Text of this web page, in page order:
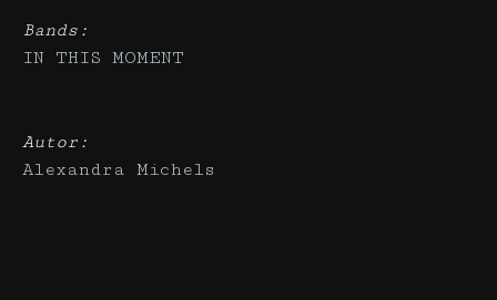
Bands:
IN THIS MOMENT
Autor:
Alexandra Michels